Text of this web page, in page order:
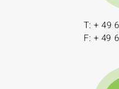
T: + 49
F: + 49